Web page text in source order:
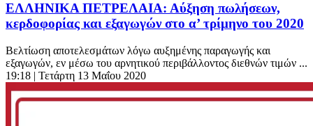
ΕΛΛΗΝΙΚΑ ΠΕΤΡΕΛΑΙΑ: Αύξηση πωλήσεων,
κερδοφορίας και εξαγωγών στο α’ τρίμηνο του 2020
Βελτίωση αποτελεσμάτων λόγω αυξημένης παραγωγής και
εξαγωγών, εν μέσω του αρνητικού περιβάλλοντος διεθνών τιμών ...
19:18 | Τετάρτη 13 Μαΐου 2020